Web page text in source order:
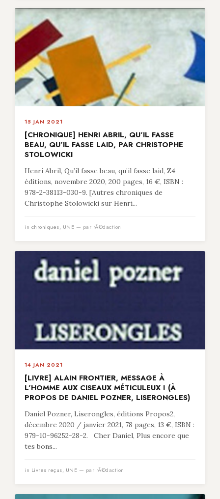
15 JAN 2021
[CHRONIQUE] HENRI ABRIL, QU’IL FASSE
BEAU, QU’IL FASSE LAID, PAR CHRISTOPHE
STOLOWICKI
Henri Abril, Qu’il fasse beau, qu’il fasse laid, Z4
éditions, novembre 2020, 200 pages, 16 €, ISBN :
978-2-38113-030-9. [Autres chroniques de
Christophe Stolowicki sur Henri...
in chroniques, UNE — par rÃ©daction
14 JAN 2021
[LIVRE] ALAIN FRONTIER, MESSAGE À
L’HOMME AUX CISEAUX MÉTICULEUX ! (À
PROPOS DE DANIEL POZNER, LISERONGLES)
Daniel Pozner, Liserongles, éditions Propos2,
décembre 2020 / janvier 2021, 78 pages, 13 €, ISBN :
979-10-96252-28-2. Cher Daniel, Plus encore que
tes bons...
in Livres reçus, UNE — par rÃ©daction